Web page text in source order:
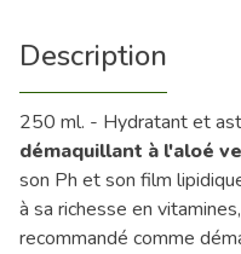
Description
250 ml. - Hydratant et
démaquillant à l'aloé
son Ph et son film
à sa richesse en
recommandé comme